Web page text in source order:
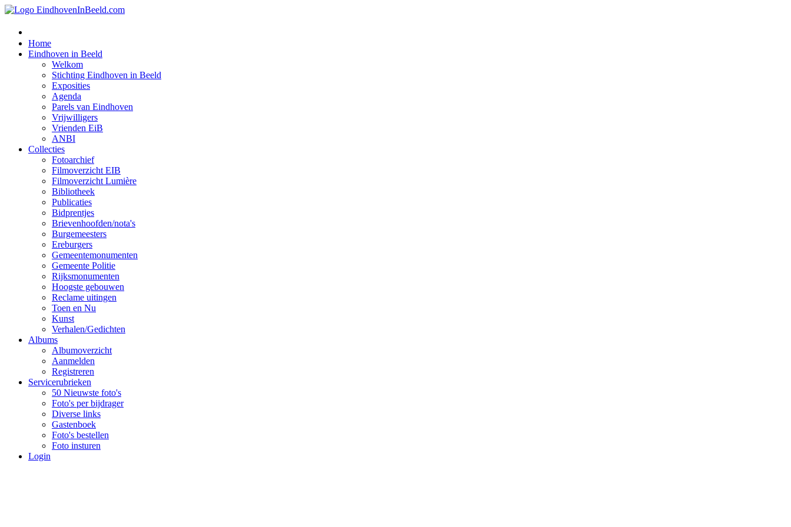
Home
Eindhoven in Beeld
Welkom
Stichting Eindhoven in Beeld
Exposities
Agenda
Parels van Eindhoven
Vrijwilligers
Vrienden EiB
ANBI
Collecties
Fotoarchief
Filmoverzicht EIB
Filmoverzicht Lumière
Bibliotheek
Publicaties
Bidprentjes
Brievenhoofden/nota's
Burgemeesters
Ereburgers
Gemeentemonumenten
Gemeente Politie
Rijksmonumenten
Hoogste gebouwen
Reclame uitingen
Toen en Nu
Kunst
Verhalen/Gedichten
Albums
Albumoverzicht
Aanmelden
Registreren
Servicerubrieken
50 Nieuwste foto's
Foto's per bijdrager
Diverse links
Gastenboek
Foto's bestellen
Foto insturen
Login